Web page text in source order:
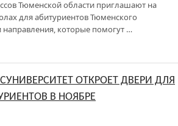
Тюменской области приглашают на
для абитуриентов Тюменского
которые помогут …
ОТКРОЕТ ДВЕРИ ДЛЯ
В НОЯБРЕ